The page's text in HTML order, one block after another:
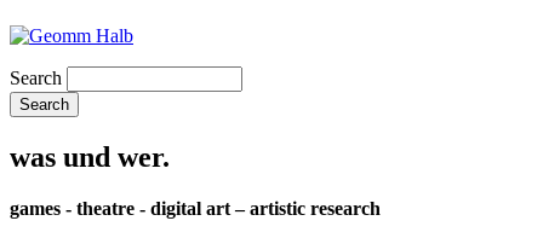
Search
was und wer.
games - theatre - digital art – artistic research